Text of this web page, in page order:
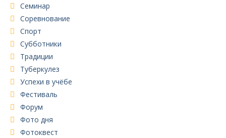
Семинар
Соревнование
Спорт
Субботники
Традиции
Туберкулез
Успехи в учёбе
Фестиваль
Форум
Фото дня
Фотоквест